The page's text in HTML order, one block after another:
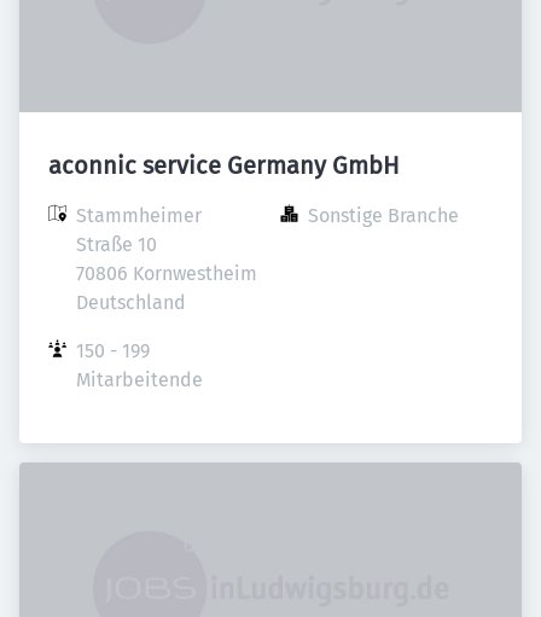
aconnic service Germany GmbH
Stammheimer
Straße 10
70806 Kornwestheim
Deutschland
Sonstige Branche
150 - 199
Mitarbeitende